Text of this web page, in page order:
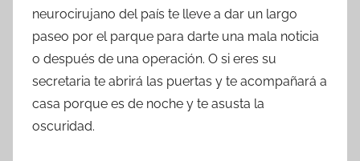
neurocirujano del país te lleve a dar un largo
paseo por el parque para darte una mala noticia
o después de una operación. O si eres su
secretaria te abrirá las puertas y te acompañará a
casa porque es de noche y te asusta la
oscuridad.